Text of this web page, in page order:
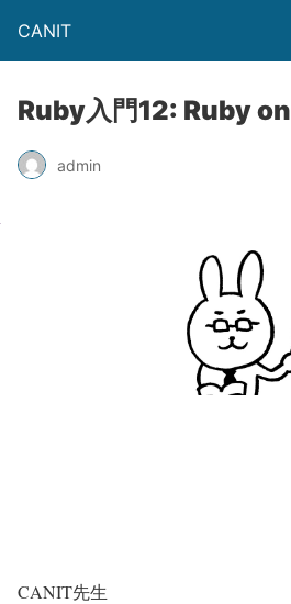
CANIT
Ruby入門12: Ruby
admin
CANIT先生